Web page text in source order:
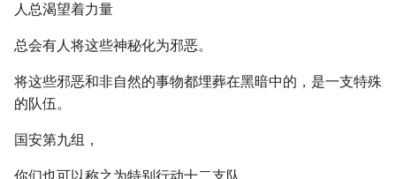
人总渴望着力量
总会有人将这些神秘化为邪恶。
将这些邪恶和非自然的事物都埋葬在黑暗中的，是一支特殊
的队伍。
国安第九组，